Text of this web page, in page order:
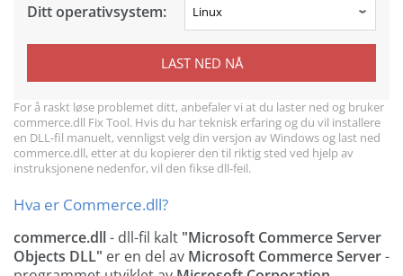
Ditt operativsystem:
LAST NED NÅ
For å raskt løse problemet ditt, anbefaler vi at du laster ned og bruker
commerce.dll Fix Tool. Hvis du har teknisk erfaring og du vil installere
en DLL-fil manuelt, vennligst velg din versjon av Windows og last ned
commerce.dll, etter at du kopierer den til riktig sted ved hjelp av
instruksjonene nedenfor, vil den fikse dll-feil.
Hva er Commerce.dll?
commerce.dll- dll-fil kalt "Microsoft Commerce Server
Objects DLL" er en del av Microsoft Commerce Server-